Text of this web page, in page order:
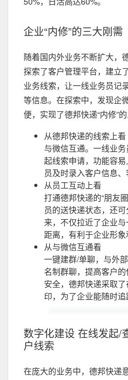
企业“内修”的三大刚需
随着国内外业务不断扩大，
探索了客户管理平台，建立
业务线索，让一线业务员记
等信息。在探索中，发现企
便，实现了德邦快递“内修”的
从德邦快递的线索上看
与微信互通。一线业
起线索申请，功能容
员及时录入客户信息、
从员工互动上看
打通德邦快递的“朋友
员的送快递状态，还
来，不仅拉近了企业
距离，有利于企业形
从与微信互通看
一键建群/单聊，与外
名制群聊，提高客户
安全，德邦快递采取
印，为了企业能随时追
数字化建设 在线发起/
户线索
在庞大的业务中，德邦快递